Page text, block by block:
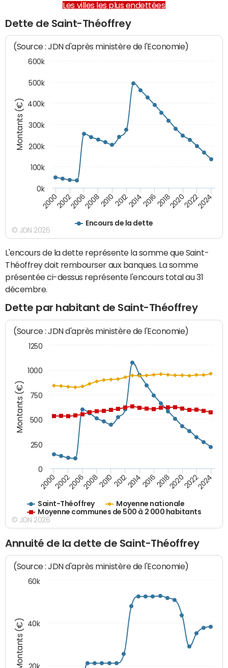
Les villes les plus endettées
Dette de Saint-Théoffrey
Montants (€)
(Source : JDN d'après ministère de l'Economie)
Encours de la dette
200020022006200820102012201420162018202020222024
0k
100k
200k
300k
400k
500k
600k
© JDN 2026
L'encours de la dette représente la somme que Saint-
Théoffrey doit rembourser aux banques. La somme
présentée ci-dessus représente l'encours total au 31
décembre.
Dette par habitant de Saint-Théoffrey
Montants (€)
(Source : JDN d'après ministère de l'Economie)
Saint-Théoffrey
Moyenne nationale
Moyenne communes de 500 à 2 000 habitants
200020022006200820102012201420162018202020222024
0
250
500
750
1000
1250
© JDN 2026
Annuité de la dette de Saint-Théoffrey
Montants (€)
(Source : JDN d'après ministère de l'Economie)
20k
40k
60k